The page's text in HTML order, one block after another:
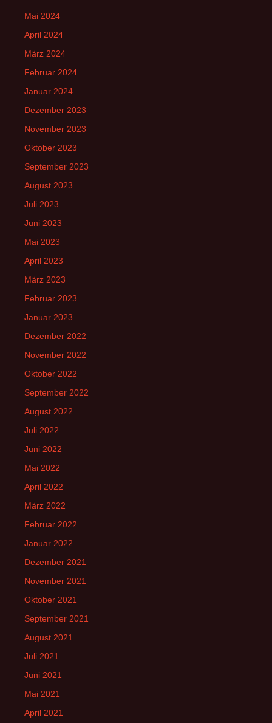
Mai 2024
April 2024
März 2024
Februar 2024
Januar 2024
Dezember 2023
November 2023
Oktober 2023
September 2023
August 2023
Juli 2023
Juni 2023
Mai 2023
April 2023
März 2023
Februar 2023
Januar 2023
Dezember 2022
November 2022
Oktober 2022
September 2022
August 2022
Juli 2022
Juni 2022
Mai 2022
April 2022
März 2022
Februar 2022
Januar 2022
Dezember 2021
November 2021
Oktober 2021
September 2021
August 2021
Juli 2021
Juni 2021
Mai 2021
April 2021